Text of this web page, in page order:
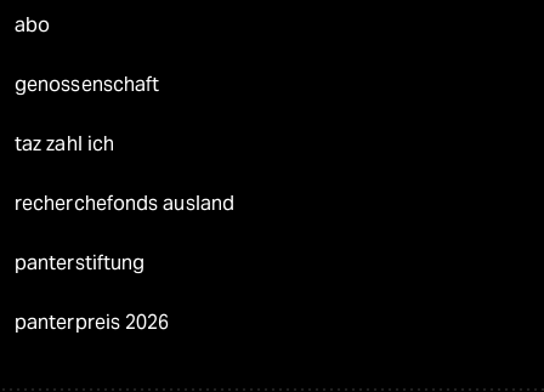
abo
genossenschaft
taz zahl ich
recherchefonds ausland
panterstiftung
panterpreis 2026